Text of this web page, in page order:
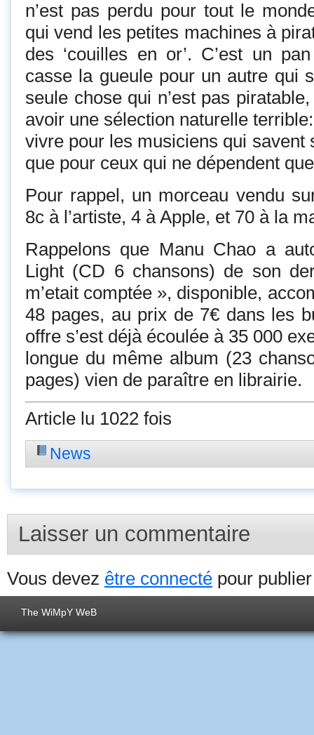
n’est pas perdu pour tout le
qui vend les petites machines à
des ‘couilles en or’. C’est un
casse la gueule pour un autre qui
seule chose qui n’est pas
avoir une sélection naturelle
vivre pour les musiciens qui savent
que pour ceux qui ne dépendent
Pour rappel, un morceau vendu
8c à l’artiste, 4 à Apple, et 70 à la
Rappelons que Manu Chao a
Light (CD 6 chansons) de son
m’etait comptée », disponible,
48 pages, au prix de 7€ dans les
offre s’est déjà écoulée à 35 000
longue du même album (23
pages) vien de paraître en librairie.
Article lu 1022 fois
News
Laisser un commentaire
Vous devez être connecté pour
The WiMpY WeB